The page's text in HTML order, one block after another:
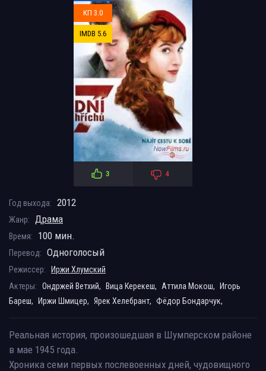
КП 3.0
IMDB 5.6
3 4
Год выхода: 2012
Жанр: Драма
Время: 100 мин.
Перевод: Одноголосый
Режиссер:
Иржи Хлумский
Актеры:
Ондржей Ветхий, Вица Керекеш, Аттила Мокош,
Игорь
Бареш,
Иржи Шмицер, Ярек Хелебрант, Фёдор Бондарчук,
Реальная история, произошедшая в Шумперском районе
в мае 1945 года.
Хроника семи первых послевоенных дней, чудовищного